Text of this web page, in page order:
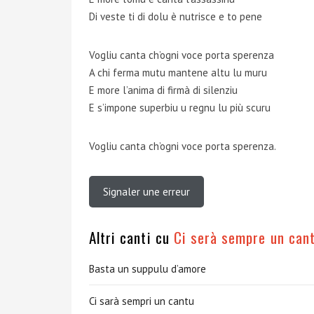
Di veste ti di dolu è nutrisce e to pene
Vogliu canta ch’ogni voce porta sperenza
A chi ferma mutu mantene altu lu muru
E more l’anima di firmà di silenziu
E s’impone superbiu u regnu lu più scuru
Vogliu canta ch’ogni voce porta sperenza.
Signaler une erreur
Altri canti cu Ci serà sempre un
Basta un suppulu d’amore
Ci sarà sempri un cantu